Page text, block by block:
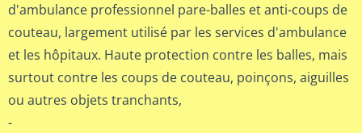
d'ambulance professionnel pare-balles et anti-coups de
couteau, largement utilisé par les services d'ambulance
et les hôpitaux. Haute protection contre les balles, mais
surtout contre les coups de couteau, poinçons, aiguilles
ou autres objets tranchants,
-